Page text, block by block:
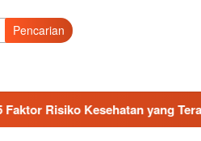
Pencarian
yang Terabaikan